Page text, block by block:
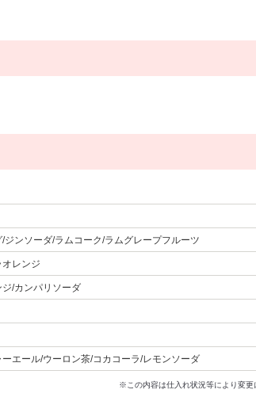
ジンソーダ/ラムコーク/ラムグレープフルーツ
レンジ
/カンパリソーダ
エール/ウーロン茶/コカコーラ/レモンソーダ
※この内容は仕入れ状況等により変更